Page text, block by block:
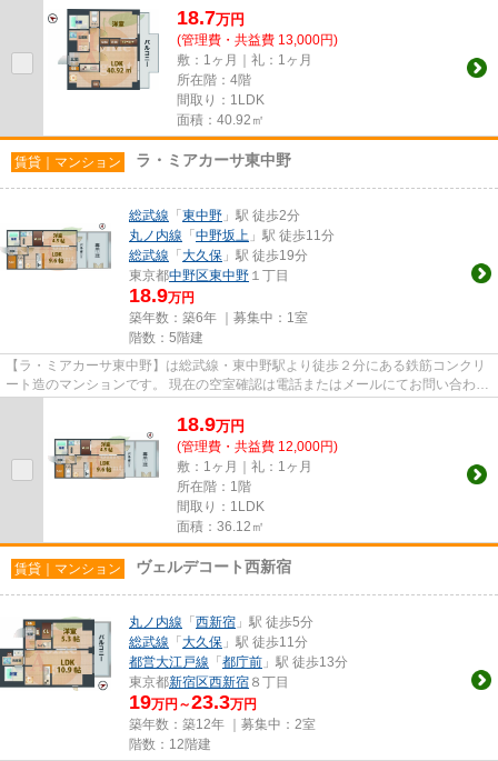
18.7万円
(管理費・共益費 13,000円)
敷：1ヶ月｜礼：1ヶ月
所在階：4階
間取り：1LDK
面積：40.92㎡
賃貸｜マンション ラ・ミアカーサ東中野
総武線 「 東中野 」駅 徒歩2分
丸ノ内線 「 中野坂上 」駅 徒歩11分
総武線 「 大久保 」駅 徒歩19分
東京都中野区東中野 １丁目
18.9万円
築年数：築6年 ｜募集中： 1室
階数：5階建
【ラ・ミアカーサ東中野】は総武線・東中野駅より徒歩２分にある鉄筋コンクリ
ート造のマンションです。 現在の空室確認は電話またはメールにてお問い合わせ
18.9万円
(管理費・共益費 12,000円)
敷：1ヶ月｜礼：1ヶ月
所在階：1階
間取り：1LDK
面積：36.12㎡
賃貸｜マンション ヴェルデコート西新宿
丸ノ内線 「 西新宿 」駅 徒歩5分
総武線 「 大久保 」駅 徒歩11分
都営大江戸線 「 都庁前 」駅 徒歩13分
東京都新宿区西新宿 ８丁目
19万円～23.3万円
築年数：築12年 ｜募集中： 2室
階数：12階建